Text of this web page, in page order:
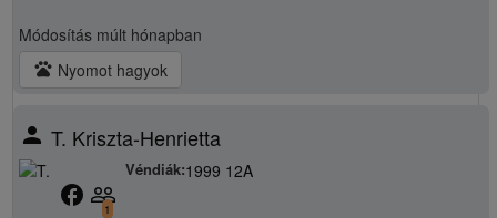
Módosítás múlt hónapban
pets Nyomot hagyok
person T. Kriszta-Henrietta
Véndiák:1999 12A
facebook people_outline
1